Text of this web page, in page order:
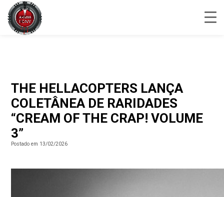
THE HELLACOPTERS LANÇA
COLETÂNEA DE RARIDADES
“CREAM OF THE CRAP! VOLUME
3”
Postado em 13/02/2026